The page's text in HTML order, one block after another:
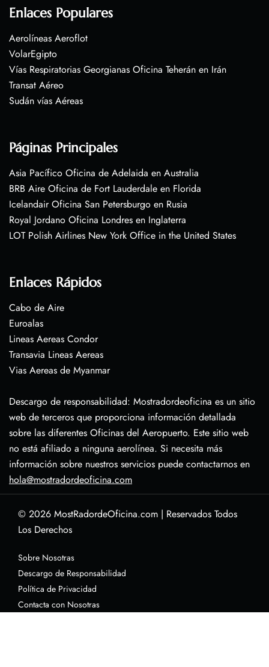
Enlaces Populares
Aerolíneas Aeroflot
VolarEgipto
Vías Respiratorias Georgianas Oficina Teherán en Irán
Transat Aéreo
Sudán vías Aéreas
Páginas Principales
Asia Pacífico Oficina de Adelaida en Australia
BRB Aire Oficina de Fort Lauderdale en Florida
Icelandair Oficina San Petersburgo en Rusia
Royal Jordano Oficina Londres en Inglaterra
LOT Polish Airlines New York Office in the United States
Enlaces Rápidos
Cabo de Aire
Euroalas
Lineas Aereas Condor
Transavia Lineas Aereas
Vias Aereas de Myanmar
Descargo de responsabilidad: Mostradordeoficina es un sitio
web de terceros que proporciona información detallada
sobre las diferentes Oficinas del Aeropuerto. Este sitio web
no está afiliado a ninguna aerolínea. Si necesita más
información sobre nuestros servicios puede contactarnos en
hola@mostradordeoficina.com
© 2026 MostRadordeOficina.com | Reservados Todos
Los Derechos
Sobre Nosotras
Descargo de Responsabilidad
Política de Privacidad
Contacta con Nosotras